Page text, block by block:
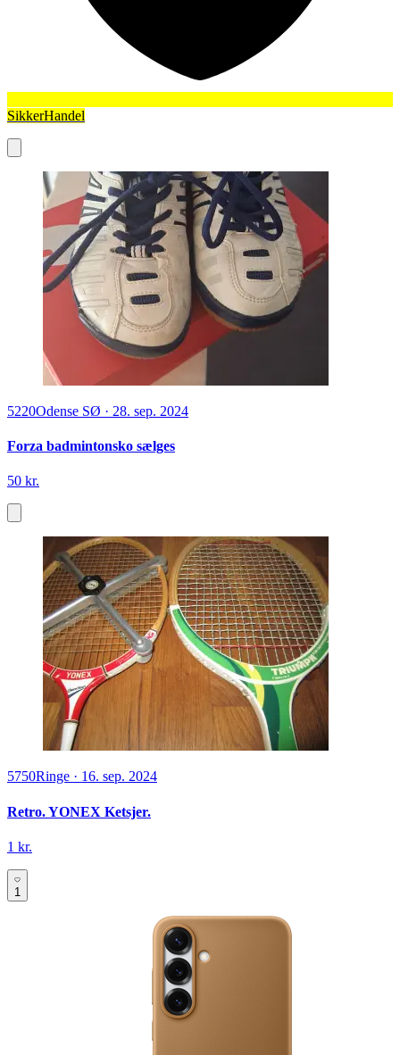
SikkerHandel
5220Odense SØ · 28. sep. 2024
Forza badmintonsko sælges
50 kr.
5750Ringe · 16. sep. 2024
Retro. YONEX Ketsjer.
1 kr.
1